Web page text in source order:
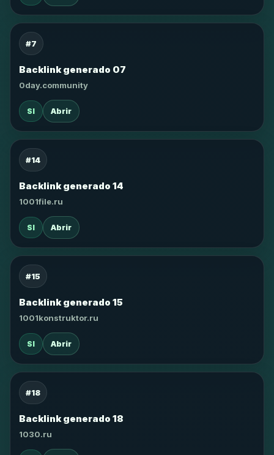
#7
Backlink generado 07
0day.community
SI Abrir
#14
Backlink generado 14
1001file.ru
SI Abrir
#15
Backlink generado 15
1001konstruktor.ru
SI Abrir
#18
Backlink generado 18
1030.ru